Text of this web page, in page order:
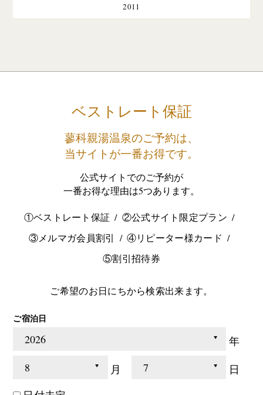
2011
ベストレート保証
蓼科親湯温泉のご予約は、
当サイトが一番お得です。
公式サイトでのご予約が
一番お得な理由は5つあります。
①ベストレート保証
②公式サイト限定プラン
③メルマガ会員割引
④リピーター様カード
⑤割引招待券
ご希望のお日にちから検索出来ます。
ご宿泊日
年
月
日